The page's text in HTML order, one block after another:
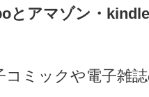
とアマゾン・
コミックや電子雑